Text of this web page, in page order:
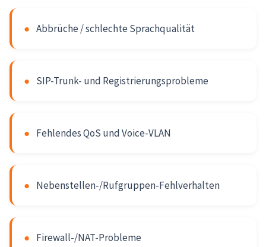
● Abbrüche / schlechte Sprachqualität
● SIP-Trunk- und Registrierungsprobleme
● Fehlendes QoS und Voice-VLAN
● Nebenstellen-/Rufgruppen-Fehlverhalten
● Firewall-/NAT-Probleme